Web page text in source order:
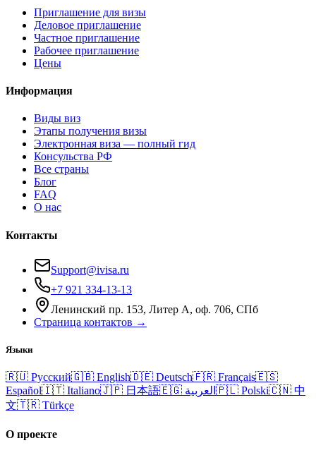
Приглашение для визы
Деловое приглашение
Частное приглашение
Рабочее приглашение
Цены
Информация
Виды виз
Этапы получения визы
Электронная виза — полный гид
Консульства РФ
Все страны
Блог
FAQ
О нас
Контакты
Support@ivisa.ru
+7 921 334-13-13
Ленинский пр. 153, Литер А, оф. 706, СПб
Страница контактов →
Языки
🇷🇺 Русский🇬🇧 English🇩🇪 Deutsch🇫🇷 Français🇪🇸
Español🇮🇹 Italiano🇯🇵 日本語🇪🇬 العربية 🇵🇱 Polski🇨🇳 中
文🇹🇷 Türkçe
О проекте